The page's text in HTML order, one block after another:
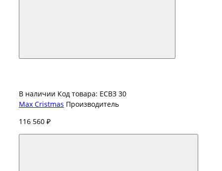
В наличии Код товара: ЕСВЗ 30
Max Cristmas Производитель
116 560 ₽